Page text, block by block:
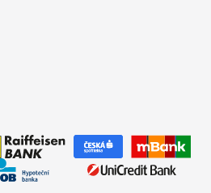
od 4,69 %
3 800 000 Kč
30 let